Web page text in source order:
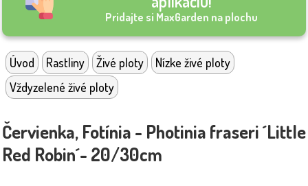
Pridajte si MaxGarden na plochu
Úvod Rastliny Živé ploty
Nízke živé ploty
Vždyzelené živé ploty
Červienka, Fotínia - Photinia fraseri ´Little
Red Robin´- 20/30cm